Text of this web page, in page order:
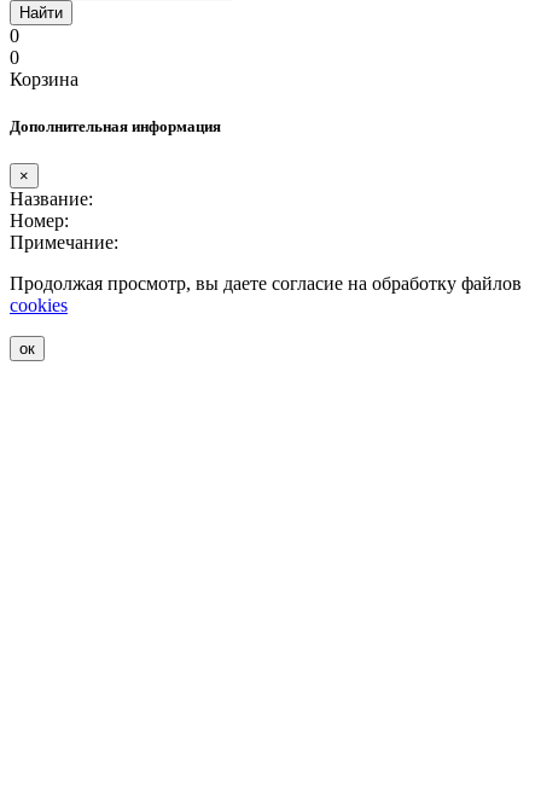
Найти
0
0
Корзина
Дополнительная информация
×
Название:
Номер:
Примечание:
Продолжая просмотр, вы даете согласие на обработку файлов
cookies
ок